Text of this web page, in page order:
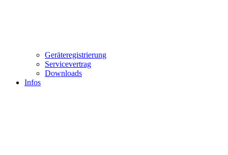
Geräteregistrierung
Servicevertrag
Downloads
Infos